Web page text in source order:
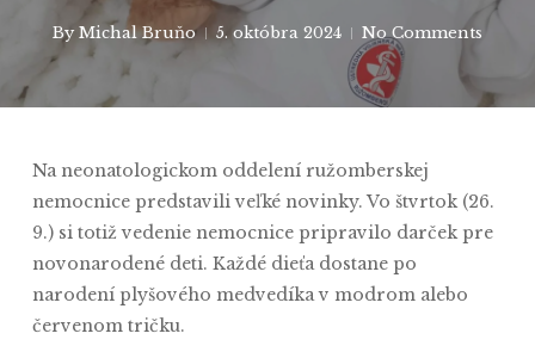
By Michal Bruňo 5. októbra 2024 No Comments
Na neonatologickom oddelení ružomberskej
nemocnice predstavili veľké novinky. Vo štvrtok (26.
9.) si totiž vedenie nemocnice pripravilo darček pre
novonarodené deti. Každé dieťa dostane po
narodení plyšového medvedíka v modrom alebo
červenom tričku.